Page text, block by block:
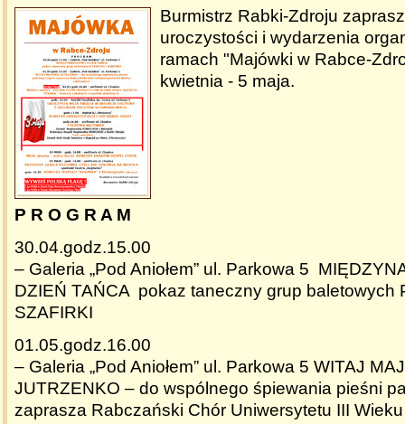
Burmistrz Rabki-Zdroju
uroczystości i wydarzenia
ramach "Majówki w Rabce-
kwietnia - 5 maja.
P R O G R A M
30.04.godz.15.00
– Galeria „Pod Aniołem” ul. Parkowa 5
DZIEŃ TAŃCA pokaz taneczny grup baletowych
SZAFIRKI
01.05.godz.16.00
– Galeria „Pod Aniołem” ul. Parkowa 5 WITAJ
JUTRZENKO – do wspólnego śpiewania pieśni
zaprasza Rabczański Chór Uniwersytetu III